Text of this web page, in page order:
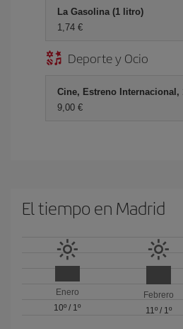
La Gasolina (1 litro)
1,74 €
Deporte y Ocio
Cine, Estreno Internacional,
9,00 €
El tiempo en Madrid
Enero
10º / 1º
Febrero
11º/ 1º